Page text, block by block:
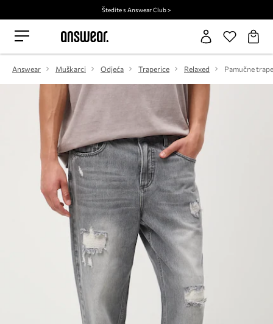
Štedite s Answear Club >
Answear Muškarci Odjeća Traperice Relaxed Pamučne